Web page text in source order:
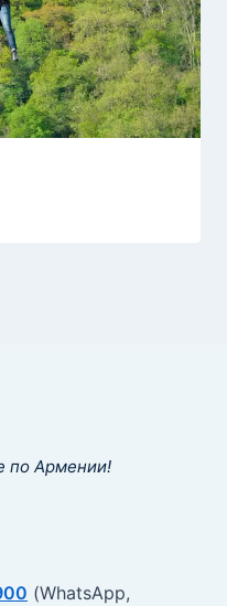
по Армении!
(WhatsApp,